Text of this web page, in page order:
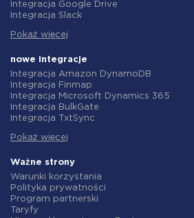
Integracja Google Drive
Integracja Slack
Integracja Gmail
Integracja ClickUp
Integracja Airtable
Integracja Google Contacts
Integracja OpenAI (ChatGPT)
Integracja Instagram
Integracja ActiveCampaign
Integracja Salesforce CRM
Integracja Notion
Integracja AWeber
Integracja Asana
Integracja ZOHO CRM
Integracja Webhooks
Pokaż więcej
nowe integracje
Integracja Amazon DynamoDB
Integracja Finmap
Integracja Microsoft Dynamics 365
Integracja BulkGate
Integracja TxtSync
Integracja Corezoid
Integracja Instasent
Integracja AtomPark
Integracja TXTImpact
Integracja Campaign Monitor
Integracja CM.com
Pokaż więcej
Ważne strony
Warunki korzystania
Polityka prywatności
Program partnerski
Taryfy